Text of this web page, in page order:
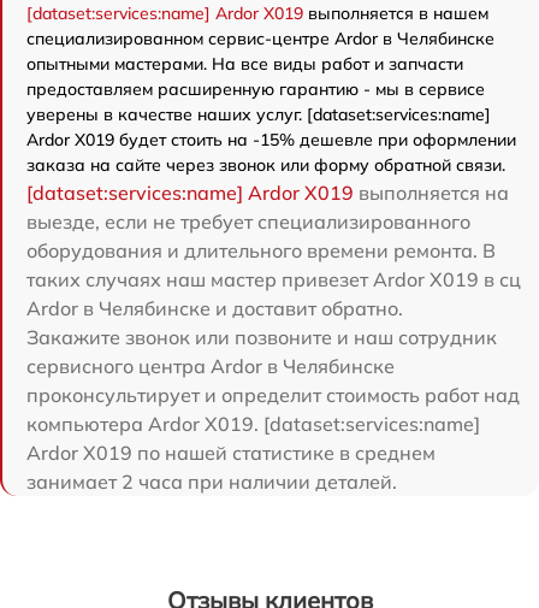
[dataset:services:name] Ardor X019 выполняется в нашем
специализированном сервис-центре Ardor в Челябинске
опытными мастерами. На все виды работ и запчасти
предоставляем расширенную гарантию - мы в сервисе
уверены в качестве наших услуг. [dataset:services:name]
Ardor X019 будет стоить на -15% дешевле при оформлении
заказа на сайте через звонок или форму обратной связи.
[dataset:services:name] Ardor X019 выполняется на
выезде, если не требует специализированного
оборудования и длительного времени ремонта. В
таких случаях наш мастер привезет Ardor X019 в сц
Ardor в Челябинске и доставит обратно.
Закажите звонок или позвоните и наш сотрудник
сервисного центра Ardor в Челябинске
проконсультирует и определит стоимость работ над
компьютера Ardor X019. [dataset:services:name]
Ardor X019 по нашей статистике в среднем
занимает 2 часа при наличии деталей.
Отзывы клиентов